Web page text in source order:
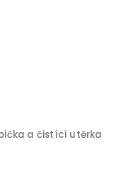
a čistící utěrka